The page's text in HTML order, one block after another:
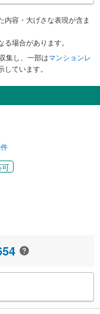
内容・大げさな表現が含ま
場合があります。
集し、一部はマンションレ
ています。
可